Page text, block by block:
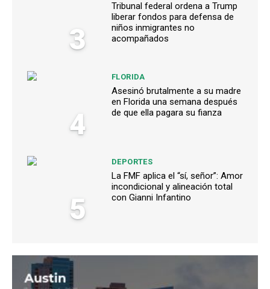
3
Tribunal federal ordena a Trump
liberar fondos para defensa de
niños inmigrantes no
acompañados
4
FLORIDA
Asesinó brutalmente a su madre
en Florida una semana después
de que ella pagara su fianza
5
DEPORTES
La FMF aplica el “sí, señor”: Amor
incondicional y alineación total
con Gianni Infantino